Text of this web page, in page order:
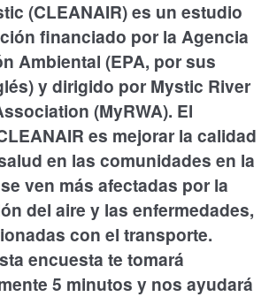
(CLEANAIR) es un estudio
financiado por la Agencia
Ambiental (EPA, por sus
y dirigido por Mystic River
(MyRWA). El
es mejorar la calidad
en las comunidades en la
ven más afectadas por la
del aire y las enfermedades,
con el transporte.
encuesta te tomará
5 minutos y nos ayudará